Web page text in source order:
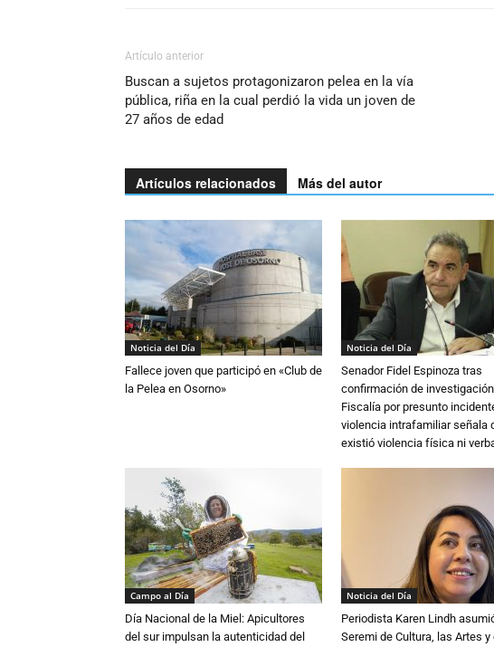
Artículo anterior
Buscan a sujetos protagonizaron pelea en la vía
pública, riña en la cual perdió la vida un joven de
27 años de edad
Artículos relacionados Más del autor
Noticia del Día
Fallece joven que participó en «Club de
la Pelea en Osorno»
Noticia del Día
Senador Fidel Espinoza tras
confirmación de
Fiscalía por presunto
violencia intrafamiliar señala
existió violencia física ni
Campo al Día
Día Nacional de la Miel: Apicultores
del sur impulsan la autenticidad del
Noticia del Día
Periodista Karen Lindh
Seremi de Cultura, las Artes y